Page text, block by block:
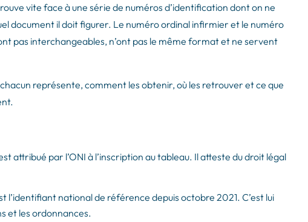
vite face à une série de numéros d’identification dont on ne
document il doit figurer. Le numéro ordinal infirmier et le numéro
pas interchangeables, n’ont pas le même format et ne servent
représente, comment les obtenir, où les retrouver et ce que
attribué par l’ONI à l’inscription au tableau. Il atteste du droit légal
l’identifiant national de référence depuis octobre 2021. C’est lui
et les ordonnances.